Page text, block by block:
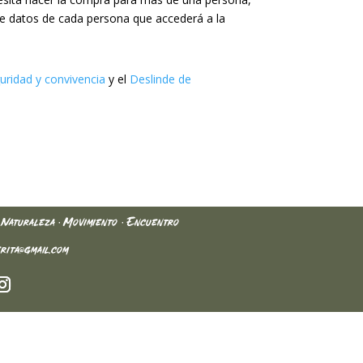
datos de cada persona que accederá a la
y convivencia y el Deslinde de
· Movimiento · Encuentro